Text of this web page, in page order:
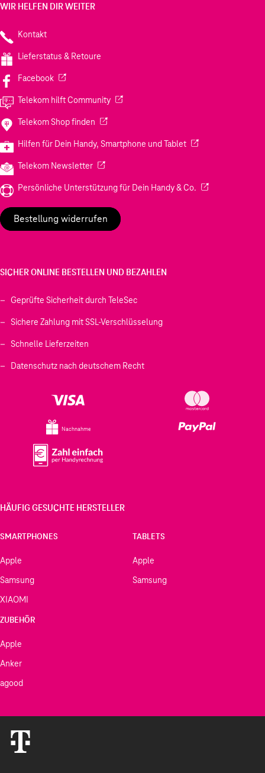
WIR HELFEN DIR WEITER
Kontakt
Lieferstatus & Retoure
Facebook(Wird in einem neuen Tab geöffnet)
Telekom hilft Community(Wird in einem neuen Tab geöffnet)
Telekom Shop finden (Wird in einem neuen Tab geöffnet)
Hilfen für Dein Handy, Smartphone und Tablet(Wird in einem
Telekom Newsletter(Wird in einem neuen Tab geöffnet)
Persönliche Unterstützung für Dein Handy & Co. (Wird in einem
Bestellung widerrufen
SICHER ONLINE BESTELLEN UND BEZAHLEN
Geprüfte Sicherheit durch TeleSec
Sichere Zahlung mit SSL-Verschlüsselung
Schnelle Lieferzeiten
Datenschutz nach deutschem Recht
Nachnahme
HÄUFIG GESUCHTE HERSTELLER
SMARTPHONES
Apple
Samsung
XIAOMI
TABLETS
Apple
Samsung
ZUBEHÖR
Apple
Anker
agood